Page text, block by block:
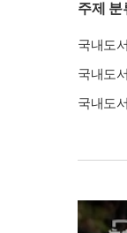
주제 분
국내도
국내도
국내도